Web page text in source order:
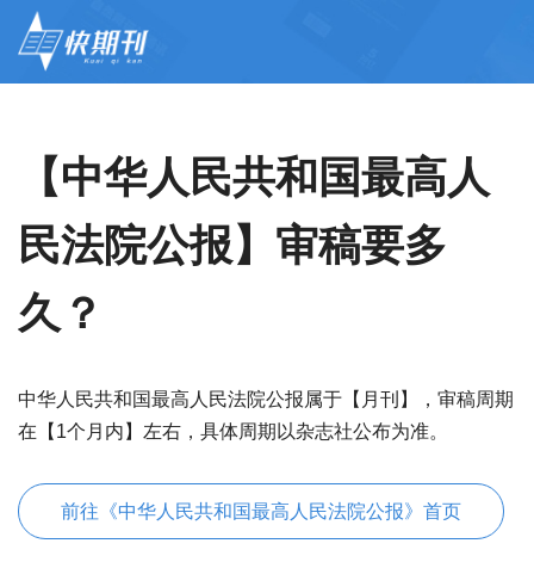
【中华人民共和国最高人
民法院公报】审稿要多
久？
中华人民共和国最高人民法院公报属于【月刊】，审稿周期
在【1个月内】左右，具体周期以杂志社公布为准。
前往《中华人民共和国最高人民法院公报》首页